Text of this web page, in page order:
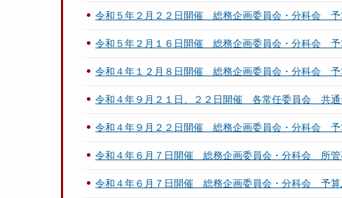
令和５年２月２２日開催 総務企画委員会・分科会 予
令和５年２月１６日開催 総務企画委員会・分科会 予
令和４年１２月８日開催 総務企画委員会・分科会 予
令和４年９月２１日、２２日開催 各常任委員会 共通
令和４年９月２２日開催 総務企画委員会・分科会 予
令和４年６月７日開催 総務企画委員会・分科会 所管
令和４年６月７日開催 総務企画委員会・分科会 予算